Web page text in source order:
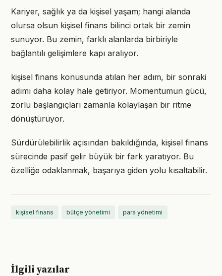
Kariyer, sağlık ya da kişisel yaşam; hangi alanda
olursa olsun kişisel finans bilinci ortak bir zemin
sunuyor. Bu zemin, farklı alanlarda birbiriyle
bağlantılı gelişimlere kapı aralıyor.
kişisel finans konusunda atılan her adım, bir sonraki
adımı daha kolay hale getiriyor. Momentumun gücü,
zorlu başlangıçları zamanla kolaylaşan bir ritme
dönüştürüyor.
Sürdürülebilirlik açısından bakıldığında, kişisel finans
sürecinde pasif gelir büyük bir fark yaratıyor. Bu
özelliğe odaklanmak, başarıya giden yolu kısaltabilir.
kişisel finans bütçe yönetimi para yönetimi
İlgili yazılar